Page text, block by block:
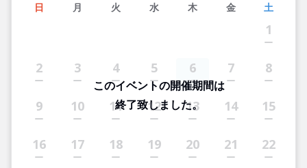
日 月 火 水 木 金 土
1
2 3 4 5 6 7 8
9 10 11 12 13 14 15
16 17 18 19 20 21 22
このイベントの開催期間は
終了致しました。